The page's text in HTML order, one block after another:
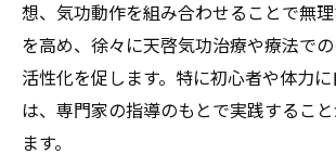
想、気功動作を組み合わせることで無
を高め、徐々に天啓気功治療や療法で
活性化を促します。特に初心者や体力
は、専門家の指導のもとで実践するこ
ます。